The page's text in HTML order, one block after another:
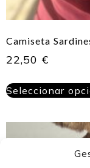
Camiseta
22,50 €
Seleccionar